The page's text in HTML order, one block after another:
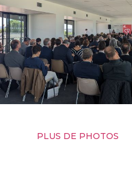
PLUS DE PHOTOS